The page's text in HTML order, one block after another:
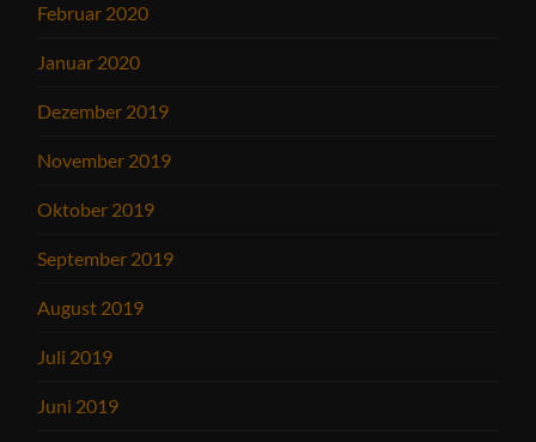
Februar 2020
Januar 2020
Dezember 2019
November 2019
Oktober 2019
September 2019
August 2019
Juli 2019
Juni 2019